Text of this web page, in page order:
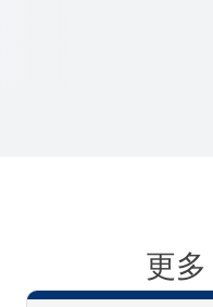
更多